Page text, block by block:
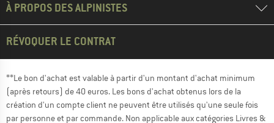
À PROPOS DES ALPINISTES
RÉVOQUER LE CONTRAT
**Le bon d'achat est valable à partir d'un montant d'achat minimum
(après retours) de 40 euros. Les bons d'achat obtenus lors de la
création d'un compte client ne peuvent être utilisés qu'une seule fois
par personne et par commande. Non applicable aux catégories Livres &